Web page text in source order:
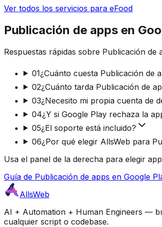
Ver todos los servicios para eFood
Publicación de apps en
Respuestas rápidas sobre Publicación
01¿Cuánto cuesta Publicación de
02¿Cuánto tarda Publicación de
03¿Necesito mi propia cuenta de
04¿Y si Google Play rechaza la
05¿El soporte está incluido?
06¿Por qué elegir AllsWeb para
Usa el panel de la derecha para elegir
Guía de Publicación de apps en Google
AllsWeb
AI + Automation + Human Engineers —
cualquier script o codebase.